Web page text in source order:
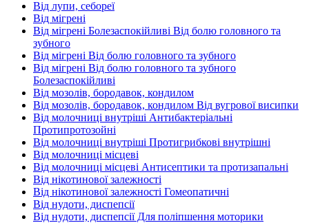
Від лупи, себореї
Від мігрені
Від мігрені Болезаспокійливі Від болю головного та
зубного
Від мігрені Від болю головного та зубного
Від мігрені Від болю головного та зубного
Болезаспокійливі
Від мозолів, бородавок, кондилом
Від мозолів, бородавок, кондилом Від вугрової висипки
Від молочниці внутріші Антибактеріальні
Протипротозойні
Від молочниці внутріші Протигрибкові внутрішні
Від молочниці місцеві
Від молочниці місцеві Антисептики та протизапальні
Від нікотинової залежності
Від нікотинової залежності Гомеопатичні
Від нудоти, диспепсії
Від нудоти, диспепсії Для поліпшення моторики